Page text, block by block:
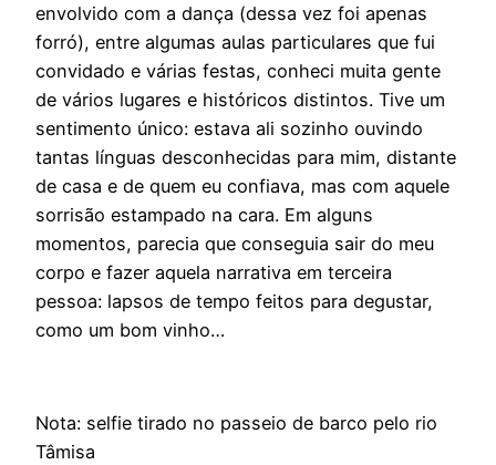
envolvido com a dança (dessa vez foi apenas
forró), entre algumas aulas particulares que fui
convidado e várias festas, conheci muita gente
de vários lugares e históricos distintos. Tive um
sentimento único: estava ali sozinho ouvindo
tantas línguas desconhecidas para mim, distante
de casa e de quem eu confiava, mas com aquele
sorrisão estampado na cara. Em alguns
momentos, parecia que conseguia sair do meu
corpo e fazer aquela narrativa em terceira
pessoa: lapsos de tempo feitos para degustar,
como um bom vinho…
Nota: selfie tirado no passeio de barco pelo rio
Tâmisa